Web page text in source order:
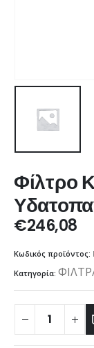
Φίλτρο
€246,08
Κωδικός προϊόντος:
Κατηγορία: